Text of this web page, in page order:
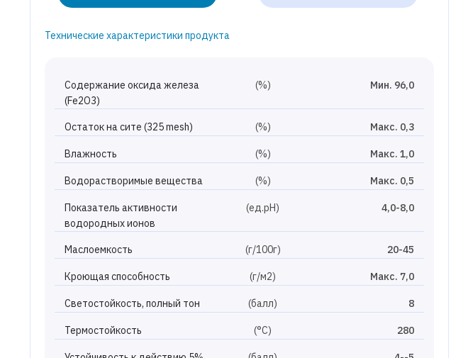
Технические характеристики продукта
Содержание оксида железа
(Fe2O3)
(%) Мин. 96,0
Остаток на сите (325 mesh) (%) Макс. 0,3
Влажность (%) Макс. 1,0
Водорастворимые вещества (%) Макс. 0,5
Показатель активности
водородных ионов
(ед.рН) 4,0-8,0
Маслоемкость (г/100г) 20-45
Кроющая способность (г/м2) Макс. 7,0
Светостойкость, полный тон (балл) 8
Термостойкость (°С) 280